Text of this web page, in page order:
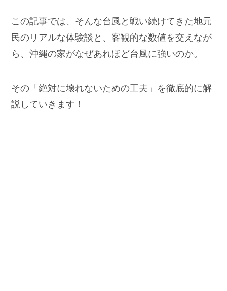
この記事では、そんな台風と戦い続けてきた地元
民のリアルな体験談と、客観的な数値を交えなが
ら、沖縄の家がなぜあれほど台風に強いのか。
その「絶対に壊れないための工夫」を徹底的に解
説していきます！